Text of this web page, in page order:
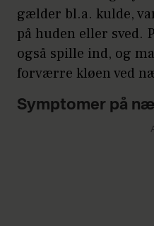
Der er flere
faktorer, der
nældefeber.
allergisk
gælder bl.a. kulde,
på huden eller sved.
også spille ind, og
forværre kløen ved
Symptomer på